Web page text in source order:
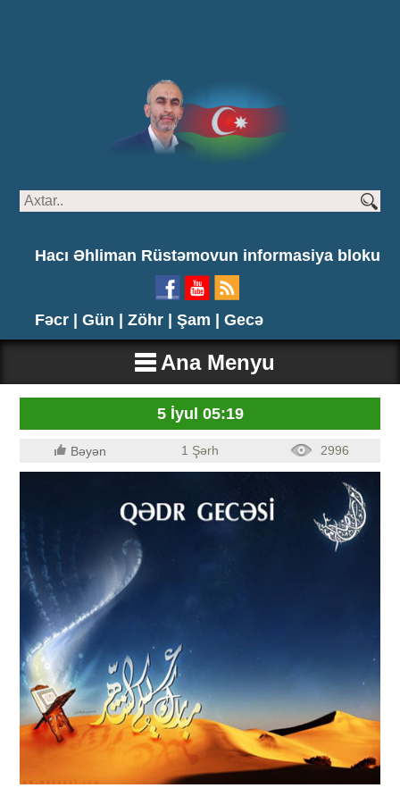
Hacı Əhliman Rüstəmovun informasiya bloku
Fəcr | Gün | Zöhr | Şam | Gecə
Ana Menyu
5 İyul 05:19
Bəyən 1 Şərh 2996